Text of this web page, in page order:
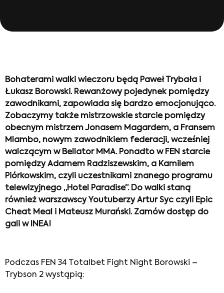
Bohaterami walki wieczoru będą Paweł Trybała i
Łukasz Borowski. Rewanżowy pojedynek pomiędzy
zawodnikami, zapowiada się bardzo emocjonująco.
Zobaczymy także mistrzowskie starcie pomiędzy
obecnym mistrzem Jonasem Magardem, a Fransem
Mlambo, nowym zawodnikiem federacji, wcześniej
walczącym w Bellator MMA. Ponadto w FEN starcie
pomiędzy Adamem Radziszewskim, a Kamilem
Piórkowskim, czyli uczestnikami znanego programu
telewizyjnego „Hotel Paradise”. Do walki staną
również warszawscy Youtuberzy Artur Syc czyli Epic
Cheat Meal i Mateusz Murański. Zamów dostęp do
gali w INEA!
Podczas FEN 34 Totalbet Fight Night Borowski –
Trybson 2 wystąpią: